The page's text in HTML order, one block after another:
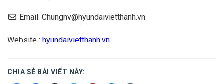
Email: Chungnv@hyundaivietthanh.vn
Website : hyundaivietthanh.vn
CHIA SẺ BÀI VIẾT NÀY: